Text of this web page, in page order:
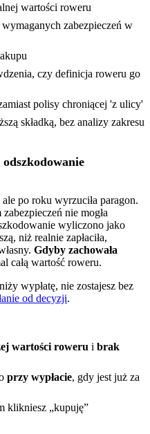
wartości roweru
zabezpieczeń w
czy definicja roweru go
polisy chroniącej 'z ulicy'
składką, bez analizy zakresu
po roku wyrzuciła paragon.
nie mogła
wyliczono jako
niż realnie zapłaciła,
Gdyby zachowała
całą wartość roweru.
wypłatę, nie zostajesz bez
od decyzji.
wartości roweru i brak
przy wypłacie, gdy jest już za
klikniesz „kupuję”